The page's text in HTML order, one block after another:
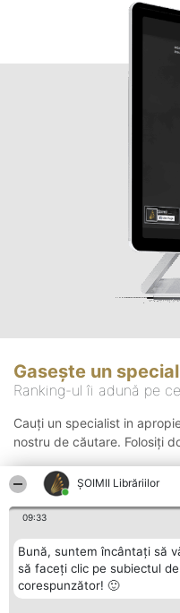
ȘOIMII Librăriilor
09:33
Bună, suntem încântați să
să faceți clic pe subiectul
corespunzător! 🙂
Gasește un
Ranking-ul îi adună pe
Cauți un specialist in
nostru de căutare. Folosiți